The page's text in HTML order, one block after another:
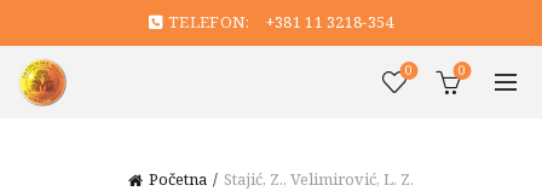
TELEFON: +381 11 3218-354
0 0
Početna Stajić, Z., Velimirović, L. Z.